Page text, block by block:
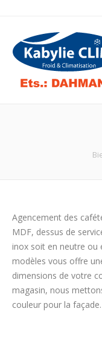
Agencement des
MDF, dessus de
inox soit en neutre ou
modèles vous offre
dimensions de votre
magasin, nous
couleur pour la façade.